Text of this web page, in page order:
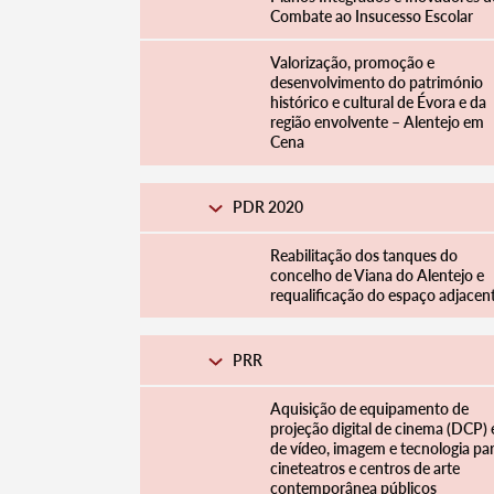
Combate ao Insucesso Escolar
Valorização, promoção e
desenvolvimento do património
histórico e cultural de Évora e da
região envolvente – Alentejo em
Cena
PDR 2020
Reabilitação dos tanques do
concelho de Viana do Alentejo e
requalificação do espaço
PRR
Aquisição de equipamento de
projeção digital de cinema (DCP)
de vídeo, imagem e tecnologia
cineteatros e centros de arte
contemporânea públicos